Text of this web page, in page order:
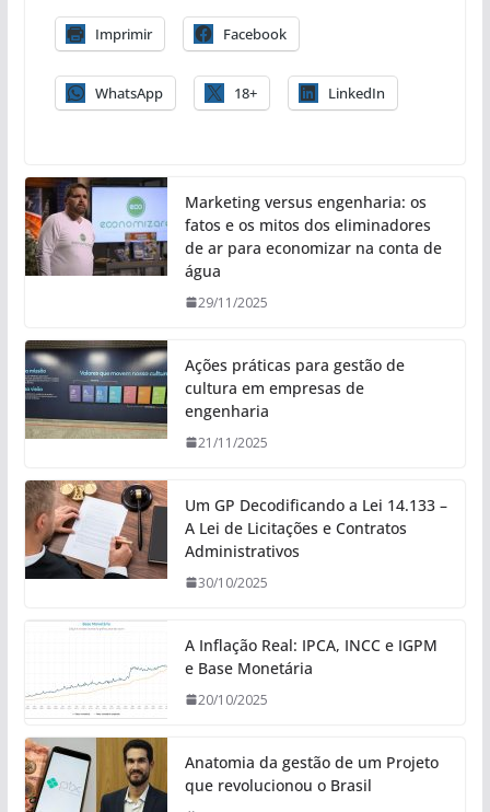
Imprimir Facebook
WhatsApp 18+ LinkedIn
Marketing versus engenharia: os
fatos e os mitos dos eliminadores
de ar para economizar na conta de
água
29/11/2025
Ações práticas para gestão de
cultura em empresas de
engenharia
21/11/2025
Um GP Decodificando a Lei 14.133 –
A Lei de Licitações e Contratos
Administrativos
30/10/2025
A Inflação Real: IPCA, INCC e IGPM
e Base Monetária
20/10/2025
Anatomia da gestão de um Projeto
que revolucionou o Brasil